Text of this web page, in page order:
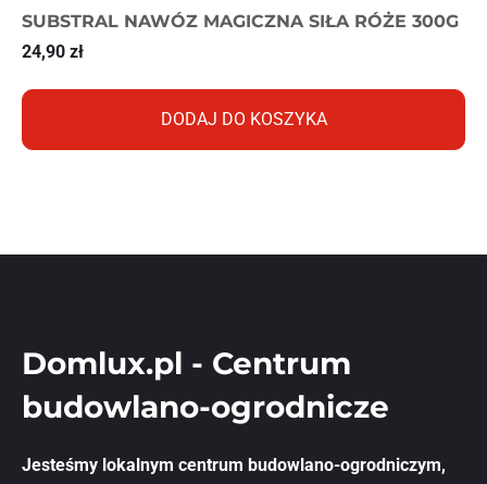
SUBSTRAL NAWÓZ MAGICZNA SIŁA RÓŻE 300G
24,90 zł
DODAJ DO KOSZYKA
Domlux.pl - Centrum
budowlano-ogrodnicze
Jesteśmy lokalnym centrum budowlano-ogrodniczym,